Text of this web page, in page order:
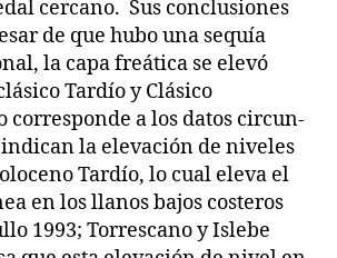
cercano. Sus conclusiones
de que hubo una sequía
la capa freática se elevó
Tardío y Clásico
corresponde a los datos circun-
la elevación de niveles
Tardío, lo cual eleva el
en los llanos bajos costeros
1993; Torrescano y Islebe